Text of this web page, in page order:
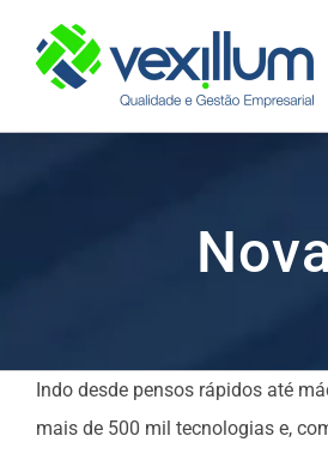
content
Indo desde pensos rápidos até
mais de 500 mil tecnologias e,